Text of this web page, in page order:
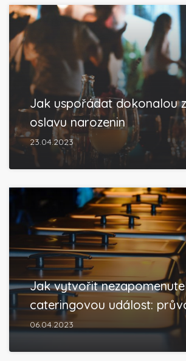
Jak uspořádat dokonalou
oslavu narozenin
23.04.2023
Jak vytvořit
cateringovou událost:
06.04.2023